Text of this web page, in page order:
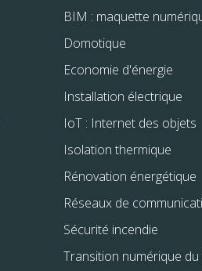
BIM : maquette
Domotique
Economie d'énergie
Installation électrique
IoT : Internet des objets
Isolation thermique
Rénovation énergétique
Réseaux de
Sécurité incendie
Transition numérique